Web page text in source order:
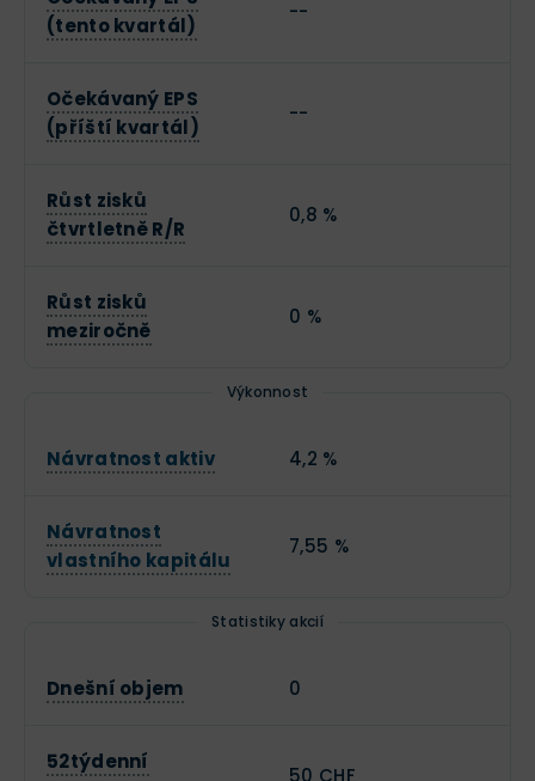
(tento kvartál)
--
Očekávaný EPS
(příští kvartál)
--
Růst zisků
čtvrtletně R/R
0,8 %
Růst zisků
meziročně
0 %
Výkonnost
Návratnost aktiv 4,2 %
Návratnost
vlastního kapitálu
7,55 %
Statistiky akcií
Dnešní objem 0
52týdenní
50 CHF